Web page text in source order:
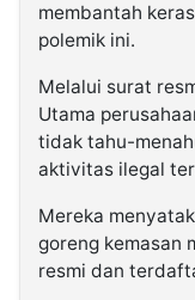
membantah
polemik ini.
Melalui surat
Utama
tidak tahu-
aktivitas ilegal
Mereka
goreng kemasan
resmi dan